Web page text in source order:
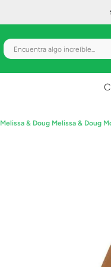
Encuentra algo increíble...
Melissa & Doug Melissa & Doug